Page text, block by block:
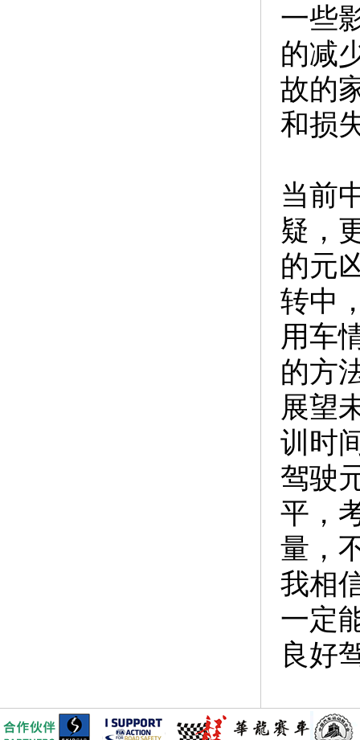
一些
的减
故的
和损
当前
疑，
的元
转中
用车
的方
展望
训时
驾驶
平，
量，
我相
一定
良好